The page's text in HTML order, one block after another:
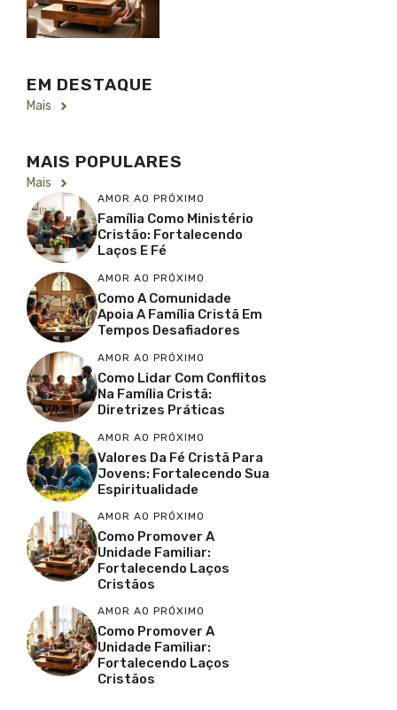
EM DESTAQUE
Mais
MAIS POPULARES
Mais
AMOR AO PRÓXIMO
Família Como Ministério
Cristão: Fortalecendo
Laços E Fé
AMOR AO PRÓXIMO
Como A Comunidade
Apoia A Família Cristã Em
Tempos Desafiadores
AMOR AO PRÓXIMO
Como Lidar Com Conflitos
Na Família Cristã:
Diretrizes Práticas
AMOR AO PRÓXIMO
Valores Da Fé Cristã Para
Jovens: Fortalecendo Sua
Espiritualidade
AMOR AO PRÓXIMO
Como Promover A
Unidade Familiar:
Fortalecendo Laços
Cristãos
AMOR AO PRÓXIMO
Como Promover A
Unidade Familiar:
Fortalecendo Laços
Cristãos